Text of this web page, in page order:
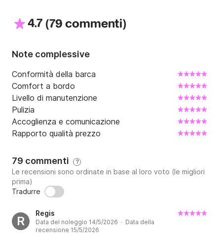
4.7 (79 commenti)
Note complessive
Conformità della barca
Comfort a bordo
Livello di manutenzione
Pulizia
Accoglienza e comunicazione
Rapporto qualità prezzo
79 commenti ?
Le recensioni sono ordinate in base al loro voto (le migliori
prima)
Tradurre
R
Regis
Data del noleggio 14/5/2026 · Data della
recensione 15/5/2026